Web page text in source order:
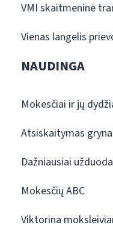
VMI skaitmeninė
Vienas langelis
NAUDINGA
Mokesčiai ir jų
Atsiskaitymas
Dažniausiai
Mokesčių ABC
Viktorina